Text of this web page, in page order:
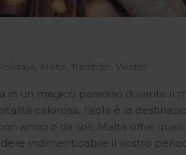
, Malta, Tradition, Winter
in un magico paradiso durante il
calorosa, l’isola è la
amici o da soli, Malta offre
indimenticabile il vostro